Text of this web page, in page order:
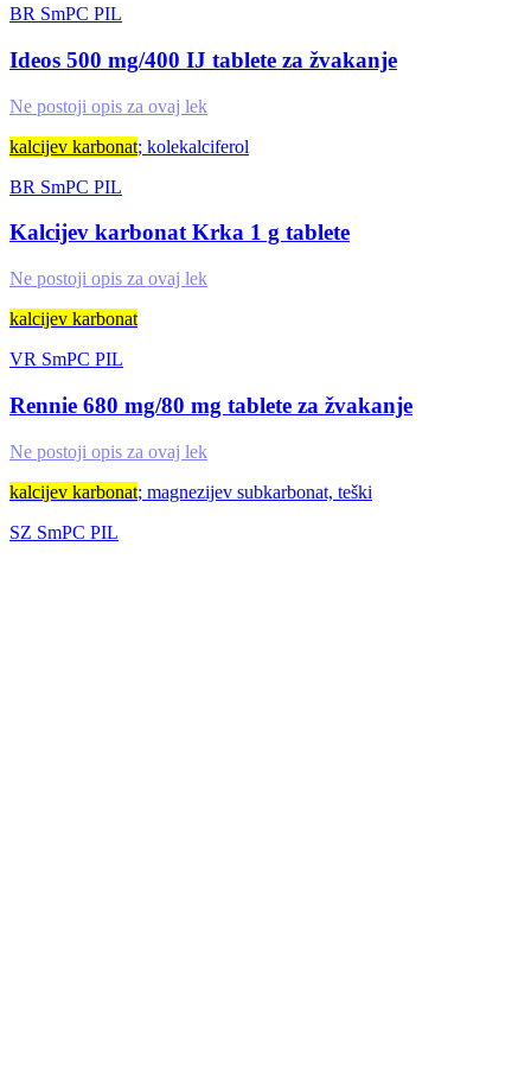
BR SmPC PIL
Ideos 500 mg/400 IJ tablete za žvakanje
Ne postoji opis za ovaj lek
kalcijev karbonat; kolekalciferol
BR SmPC PIL
Kalcijev karbonat Krka 1 g tablete
Ne postoji opis za ovaj lek
kalcijev karbonat
VR SmPC PIL
Rennie 680 mg/80 mg tablete za žvakanje
Ne postoji opis za ovaj lek
kalcijev karbonat; magnezijev subkarbonat, teški
SZ SmPC PIL